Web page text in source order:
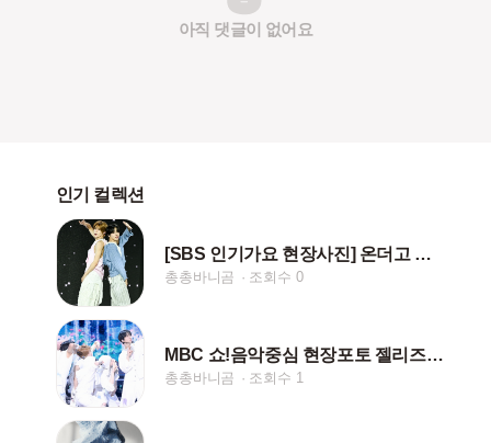
아직 댓글이 없어요
인기 컬렉션
[SBS 인기가요 현장사진] 온더고 젤리즈 모음💚
총총바니곰 조회수 0
MBC 쇼!음악중심 현장포토 젤리즈 모음💚
총총바니곰 조회수 1